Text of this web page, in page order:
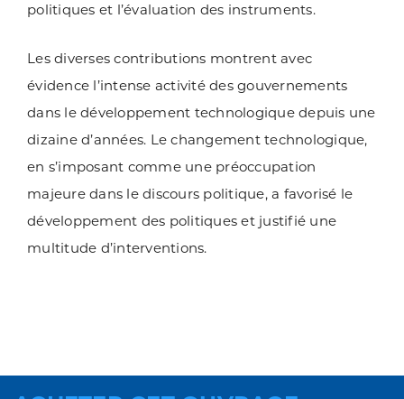
politiques et l’évaluation des instruments.
Les diverses contributions montrent avec
évidence l’intense activité des gouvernements
dans le développement technologique depuis une
dizaine d’années. Le changement technologique,
en s’imposant comme une préoccupation
majeure dans le discours politique, a favorisé le
développement des politiques et justifié une
multitude d’interventions.